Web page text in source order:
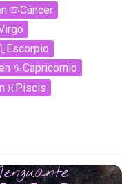
Cáncer
Escorpio
Capricornio
Piscis